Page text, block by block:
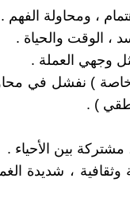
، ومحاولة الفهم .
، الوقت والحياة .
وجهي العملة .
خاصة ) نفشل في
) .
مشتركة بين الأحياء .
وثقافية ، شديدة